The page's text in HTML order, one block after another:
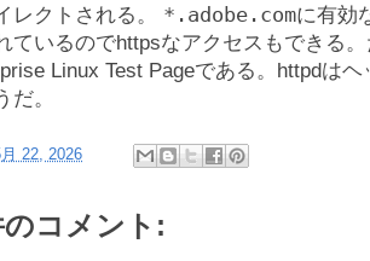
レクトされる。 *.adobe.comに有効
ているのでhttpsなアクセスもできる
Linux Test Pageである。httpdは
だ。
22, 2026
のコメント: